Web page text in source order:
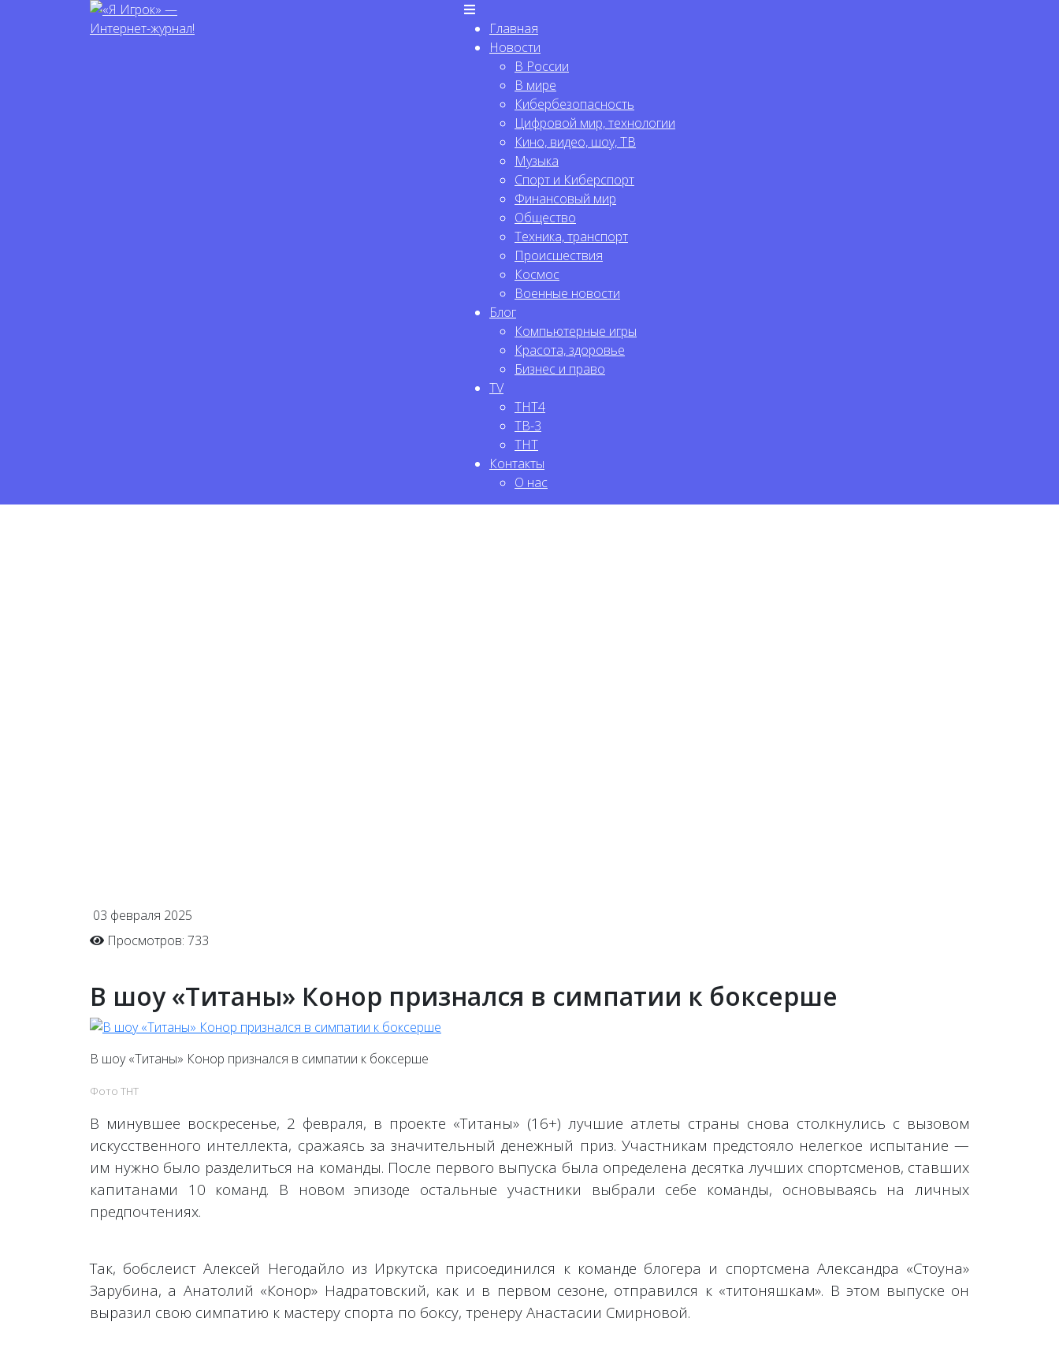
Главная
Новости
В России
В мире
Кибербезопасность
Цифровой мир, технологии
Кино, видео, шоу, ТВ
Музыка
Спорт и Киберспорт
Финансовый мир
Общество
Техника, транспорт
Происшествия
Космос
Военные новости
Блог
Компьютерные игры
Красота, здоровье
Бизнес и право
TV
ТНТ4
ТВ-3
ТНТ
Контакты
О нас
03 февраля 2025
Просмотров: 733
В шоу «Титаны» Конор признался в симпатии к боксерше
В шоу «Титаны» Конор признался в симпатии к боксерше
Фото ТНТ
В минувшее воскресенье, 2 февраля, в проекте «Титаны» (16+) лучшие атлеты страны снова столкнулись с вызовом
искусственного интеллекта, сражаясь за значительный денежный приз. Участникам предстояло нелегкое испытание —
им нужно было разделиться на команды. После первого выпуска была определена десятка лучших спортсменов, ставших
капитанами 10 команд. В новом эпизоде остальные участники выбрали себе команды, основываясь на личных
предпочтениях.
Так, бобслеист Алексей Негодайло из Иркутска присоединился к команде блогера и спортсмена Александра «Стоуна»
Зарубина, а Анатолий «Конор» Надратовский, как и в первом сезоне, отправился к «титоняшкам». В этом выпуске он
выразил свою симпатию к мастеру спорта по боксу, тренеру Анастасии Смирновой.